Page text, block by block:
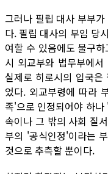
그러나 필립 대사 부부
다. 필립 대사의 부임 당
여할 수 있음에도 불구
시 외교부와 법무부에
실제로 히로시의 입국은
었다. 외교부령에 따라
족'으로 인정되어야 하
속이나 그 밖의 사회 질
부의 '공식인정'이라는
것으로 추측할 뿐이다.